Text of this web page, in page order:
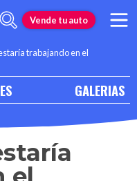
Vende tu auto
trabajando en el
GALERIAS